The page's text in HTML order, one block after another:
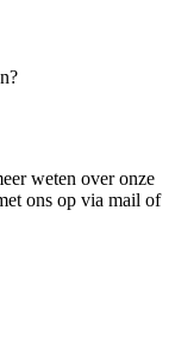
weten over onze
ons op via mail of